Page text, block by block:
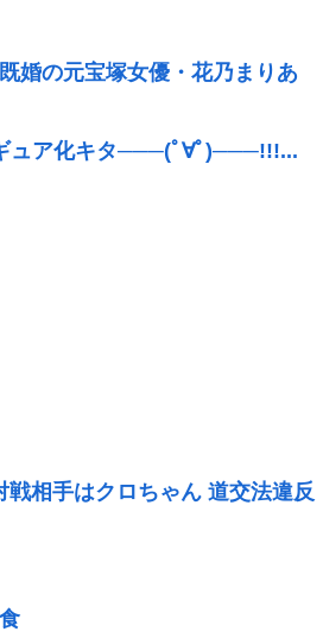
婚の元宝塚女優・花乃まりあ
ュア化キタ───(ﾟ∀ﾟ)───!!!...
戦相手はクロちゃん 道交法違反